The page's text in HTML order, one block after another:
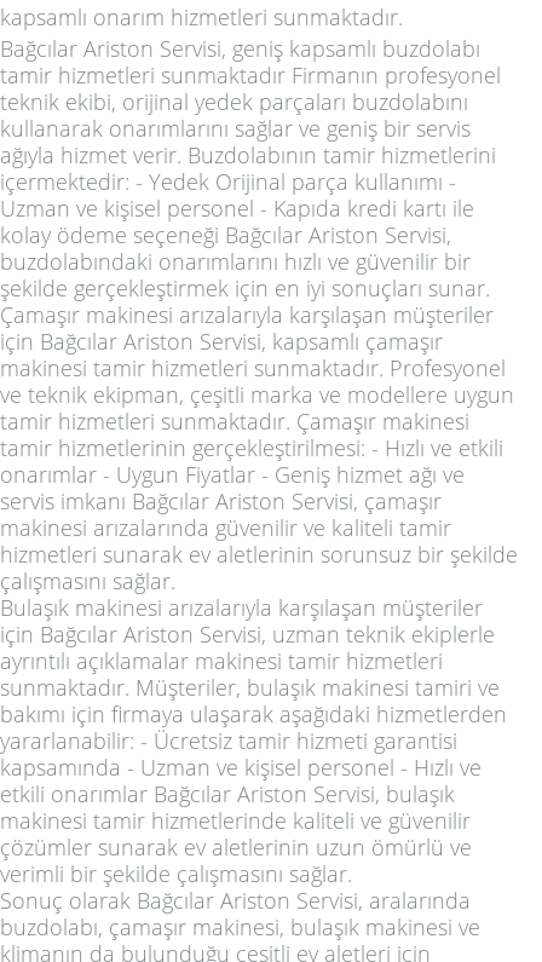
kapsamlı onarım hizmetleri sunmaktadır.
Bağcılar Ariston Servisi, geniş kapsamlı buzdolabı
tamir hizmetleri sunmaktadır Firmanın profesyonel
teknik ekibi, orijinal yedek parçaları buzdolabını
kullanarak onarımlarını sağlar ve geniş bir servis
ağıyla hizmet verir. Buzdolabının tamir hizmetlerini
içermektedir: - Yedek Orijinal parça kullanımı -
Uzman ve kişisel personel - Kapıda kredi kartı ile
kolay ödeme seçeneği Bağcılar Ariston Servisi,
buzdolabındaki onarımlarını hızlı ve güvenilir bir
şekilde gerçekleştirmek için en iyi sonuçları sunar.
Çamaşır makinesi arızalarıyla karşılaşan müşteriler
için Bağcılar Ariston Servisi, kapsamlı çamaşır
makinesi tamir hizmetleri sunmaktadır. Profesyonel
ve teknik ekipman, çeşitli marka ve modellere uygun
tamir hizmetleri sunmaktadır. Çamaşır makinesi
tamir hizmetlerinin gerçekleştirilmesi: - Hızlı ve etkili
onarımlar - Uygun Fiyatlar - Geniş hizmet ağı ve
servis imkanı Bağcılar Ariston Servisi, çamaşır
makinesi arızalarında güvenilir ve kaliteli tamir
hizmetleri sunarak ev aletlerinin sorunsuz bir şekilde
çalışmasını sağlar.
Bulaşık makinesi arızalarıyla karşılaşan müşteriler
için Bağcılar Ariston Servisi, uzman teknik ekiplerle
ayrıntılı açıklamalar makinesi tamir hizmetleri
sunmaktadır. Müşteriler, bulaşık makinesi tamiri ve
bakımı için firmaya ulaşarak aşağıdaki hizmetlerden
yararlanabilir: - Ücretsiz tamir hizmeti garantisi
kapsamında - Uzman ve kişisel personel - Hızlı ve
etkili onarımlar Bağcılar Ariston Servisi, bulaşık
makinesi tamir hizmetlerinde kaliteli ve güvenilir
çözümler sunarak ev aletlerinin uzun ömürlü ve
verimli bir şekilde çalışmasını sağlar.
Sonuç olarak Bağcılar Ariston Servisi, aralarında
buzdolabı, çamaşır makinesi, bulaşık makinesi ve
klimanın da bulunduğu çeşitli ev aletleri için